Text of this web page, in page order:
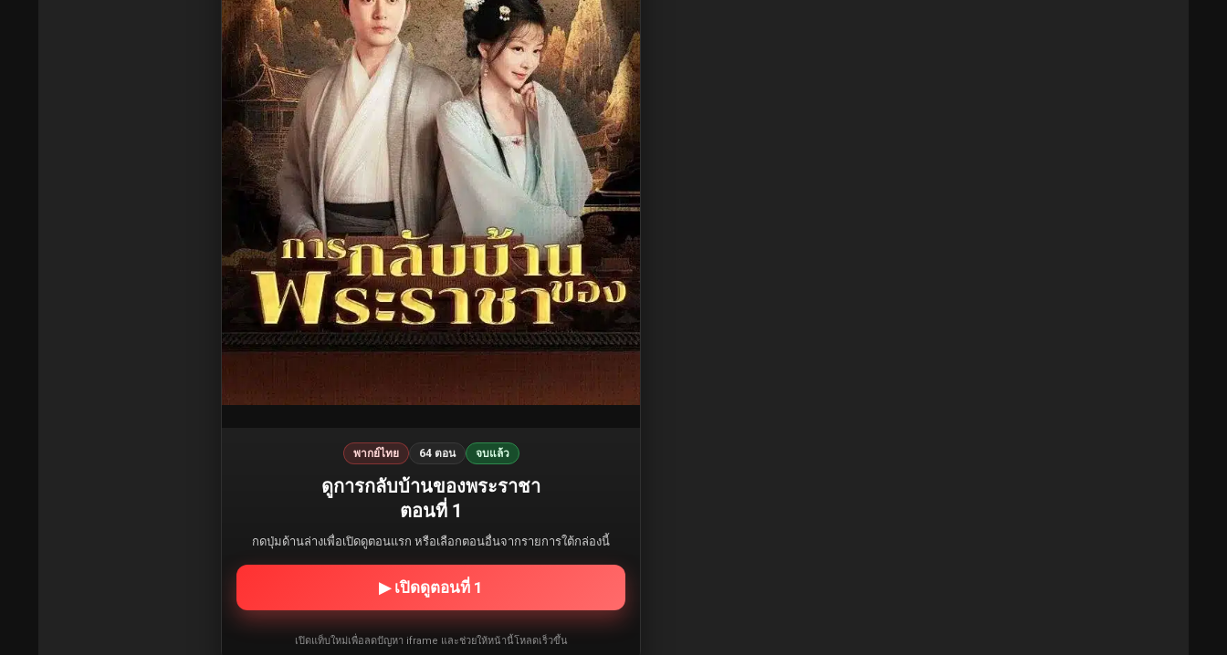
พากย์ไทย 64 ตอน จบแล้ว
ดูการกลับบ้านของพระราชา
ตอนที่ 1
กดปุ่มด้านล่างเพื่อเปิดดูตอนแรก หรือเลือกตอนอื่นจากรายการใต้กล่องนี้
▶ เปิดดูตอนที่ 1
เปิดแท็บใหม่เพื่อลดปัญหา iframe และช่วยให้หน้านี้โหลดเร็วขึ้น